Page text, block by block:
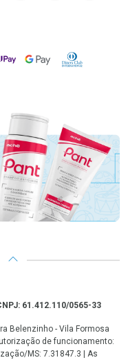
Google PayDiners Club
61.412.110/0565-33
Belenzinho - Vila Formosa
de funcionamento:
MS: 7.31847.3 | As